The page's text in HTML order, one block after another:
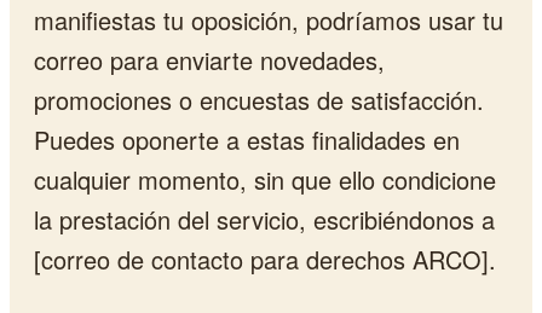
manifiestas tu oposición, podríamos usar tu
correo para enviarte novedades,
promociones o encuestas de satisfacción.
Puedes oponerte a estas finalidades en
cualquier momento, sin que ello condicione
la prestación del servicio, escribiéndonos a
[correo de contacto para derechos ARCO].